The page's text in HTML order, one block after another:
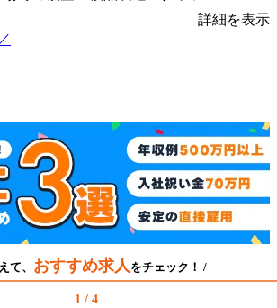
詳細を表示
て、 おすすめ求人 をチェック！ /
1 / 4